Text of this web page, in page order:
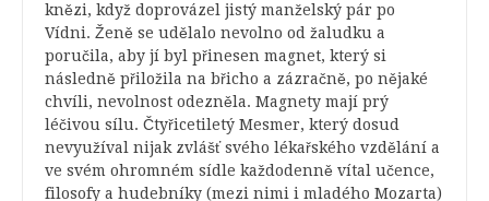
knězi, když doprovázel jistý manželský pár po
Vídni. Ženě se udělalo nevolno od žaludku a
poručila, aby jí byl přinesen magnet, který si
následně přiložila na břicho a zázračně, po nějaké
chvíli, nevolnost odezněla. Magnety mají prý
léčivou sílu. Čtyřicetiletý Mesmer, který dosud
nevyužíval nijak zvlášť svého lékařského vzdělání a
ve svém ohromném sídle každodenně vítal učence,
filosofy a hudebníky (mezi nimi i mladého Mozarta)